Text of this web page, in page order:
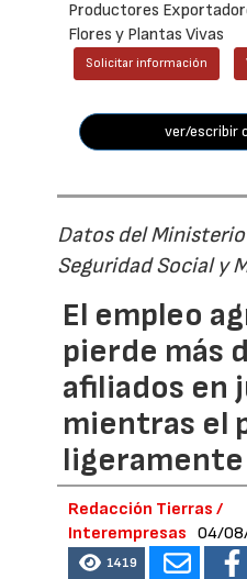
Productores
Flores y Plantas Vivas
Solicitar información
ver/escribir
Datos del
Seguridad Social y
El empleo
pierde más
afiliados en
mientras el
ligeramente
Redacción Tierras /
Interempresas
04/
1419